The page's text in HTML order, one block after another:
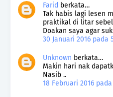
Farid berkata…
Tak habis lagi lesen
praktikal di litar
Doakan saya agar
30 Januari 2016 pada
Unknown berkata…
Makin hari nak
Nasib ..
18 Februari 2016 pada